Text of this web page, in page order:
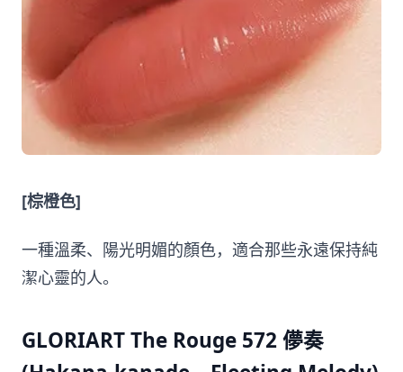
[棕橙色]
一種溫柔、陽光明媚的顏色，適合那些永遠保持純
潔心靈的人。
GLORIART The Rouge 572 儚奏